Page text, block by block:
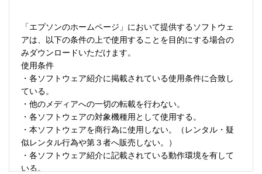
「エプソンのホームページ」において提供するソフトウェ
アは、以下の条件の上で使用することを目的にする場合の
みダウンロードいただけます。
使用条件
・各ソフトウェア紹介に掲載されている使用条件に合致し
ている。
・他のメディアへの一切の転載を行わない。
・各ソフトウェアの対象機種用として使用する。
・本ソフトウェアを商行為に使用しない。（レンタル・疑
似レンタル行為や第３者へ販売しない。）
・各ソフトウェア紹介に記載されている動作環境を有して
いる。